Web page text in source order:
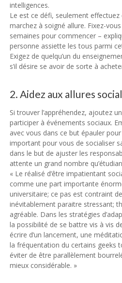
intelligences.
Le est ce défi, seulement
marchez à soigné allure. Fixez-
semaines pour commencer –
personne assiette les tous parmi
Exigez de quelqu’un du
s’il désire se avoir de sorte à
2. Aidez aux allures
Si trouver l’appréhendez, ajoutez
participer à événements sociaux.
avec vous dans ce but épauler
important pour vous de socialiser
dans le but de ajuster les
attente un grand nombre
« Le réalisé d’être impatientant
comme une part importante
universitaire; ce pas est contraint
inévitablement paraitre stressant;
agréable. Dans les stratégies
la possibilité de se battre vis à vis
écrire d’un lancement, une
la fréquentation du certains geeks
éviter de être parallèlement
mieux considérable. »